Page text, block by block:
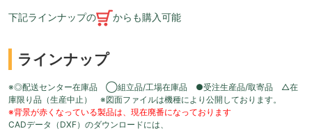
下記ラインナップの からも購入可能
ラインナップ
※◎配送センター在庫品 ◯組立品/工場在庫品 ●受注生産品/取寄品 △在
庫限り品（生産中止） ※図面ファイルは機種により公開しております。
※背景が赤くなっている製品は、現在廃番になっております
CADデータ（DXF）のダウンロードには、